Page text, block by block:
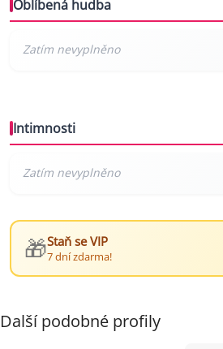
Oblíbená hudba
Intimnosti
🎁Staň se VIP
7 dní zdarma!
Další podobné profily